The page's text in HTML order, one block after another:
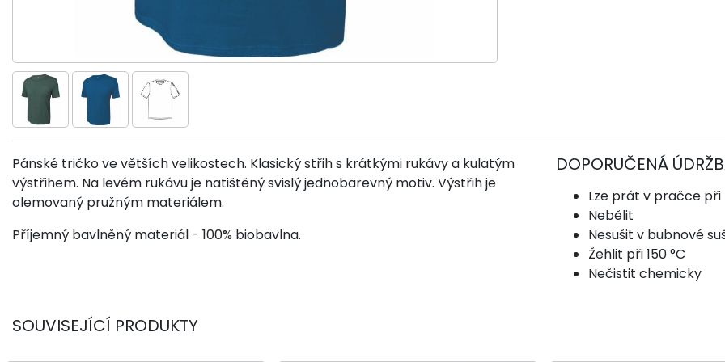
Pánské tričko ve větších velikostech. Klasický střih s krátkými rukávy a kulatým
výstřihem. Na levém rukávu je natištěný svislý jednobarevný motiv. Výstřih je
olemovaný pružným materiálem.
Příjemný bavlněný materiál - 100% biobavlna.
DOPORUČENÁ
Lze prát v pračce při
Nebělit
Nesušit v bubnové
Žehlit při 150 °C
Nečistit chemicky
SOUVISEJÍCÍ PRODUKTY